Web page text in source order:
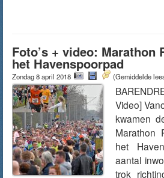
Foto’s + video: Marathon
het Havenspoorpad
Zondag 8 april 2018 (Gemiddelde
Video]
kwamen
Marathon
het
aantal
trok